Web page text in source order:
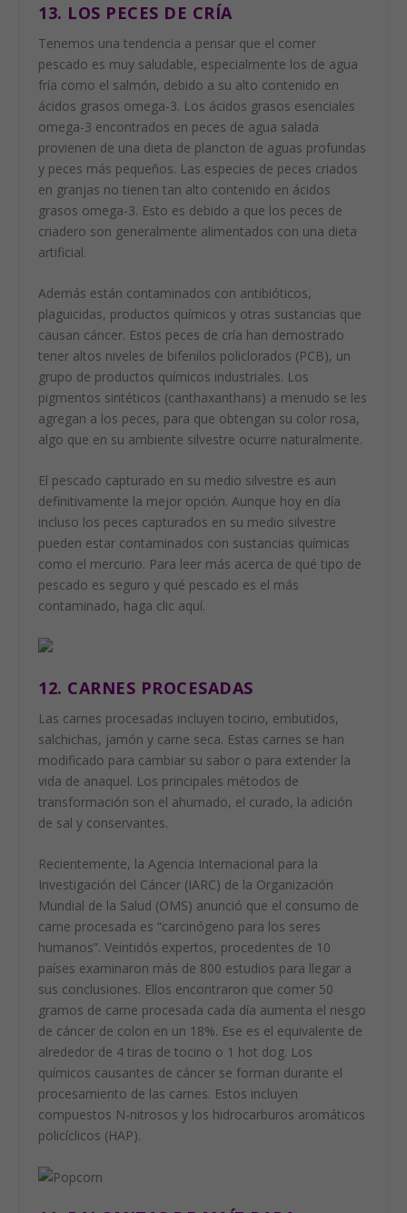
13. LOS PECES DE CRÍA
Tenemos una tendencia a pensar que el comer
pescado es muy saludable, especialmente los de agua
fría como el salmón, debido a su alto contenido en
ácidos grasos omega-3. Los ácidos grasos esenciales
omega-3 encontrados en peces de agua salada
provienen de una dieta de plancton de aguas profundas
y peces más pequeños. Las especies de peces criados
en granjas no tienen tan alto contenido en ácidos
grasos omega-3. Esto es debido a que los peces de
criadero son generalmente alimentados con una dieta
artificial.
Además están contaminados con antibióticos,
plaguicidas, productos químicos y otras sustancias que
causan cáncer. Estos peces de cría han demostrado
tener altos niveles de bifenilos policlorados (PCB), un
grupo de productos químicos industriales. Los
pigmentos sintéticos (canthaxanthans) a menudo se les
agregan a los peces, para que obtengan su color rosa,
algo que en su ambiente silvestre ocurre naturalmente.
El pescado capturado en su medio silvestre es aun
definitivamente la mejor opción. Aunque hoy en día
incluso los peces capturados en su medio silvestre
pueden estar contaminados con sustancias químicas
como el mercurio. Para leer más acerca de qué tipo de
pescado es seguro y qué pescado es el más
contaminado, haga clic aquí.
12. CARNES PROCESADAS
Las carnes procesadas incluyen tocino, embutidos,
salchichas, jamón y carne seca. Estas carnes se han
modificado para cambiar su sabor o para extender la
vida de anaquel. Los principales métodos de
transformación son el ahumado, el curado, la adición
de sal y conservantes.
Recientemente, la Agencia Internacional para la
Investigación del Cáncer (IARC) de la Organización
Mundial de la Salud (OMS) anunció que el consumo de
carne procesada es “carcinógeno para los seres
humanos”. Veintidós expertos, procedentes de 10
países examinaron más de 800 estudios para llegar a
sus conclusiones. Ellos encontraron que comer 50
gramos de carne procesada cada día aumenta el riesgo
de cáncer de colon en un 18%. Ese es el equivalente de
alrededor de 4 tiras de tocino o 1 hot dog. Los
químicos causantes de cáncer se forman durante el
procesamiento de las carnes. Estos incluyen
compuestos N-nitrosos y los hidrocarburos aromáticos
policíclicos (HAP).